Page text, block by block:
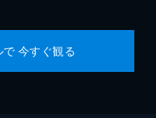
今すぐ観る